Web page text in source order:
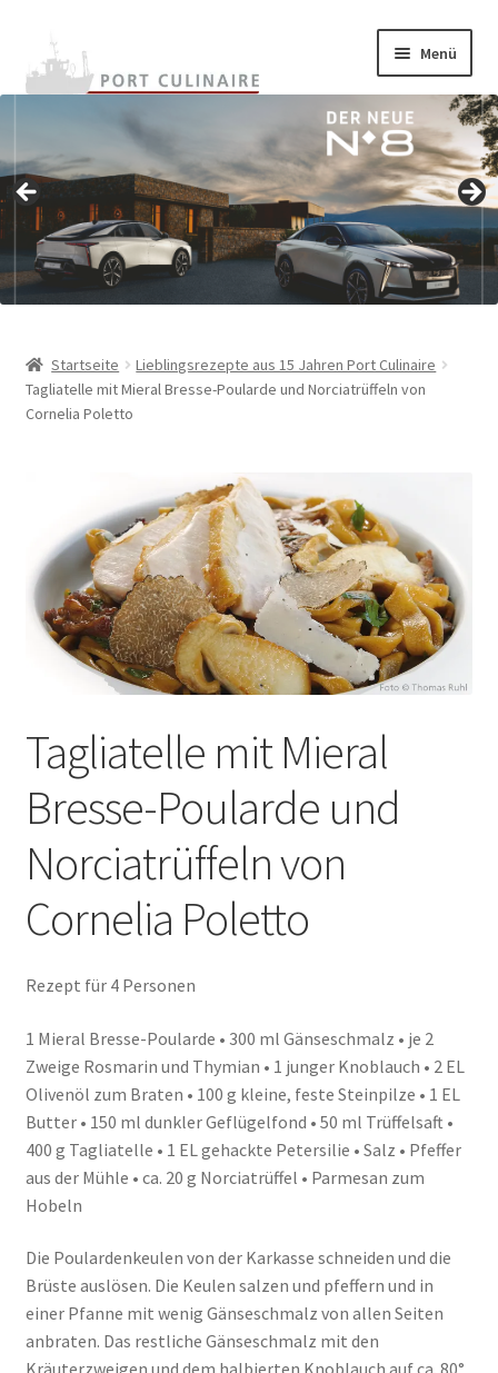
Navigation
springen
Zum
Inhalt
springen
Menü
Onlineshop
Warenkunde
Rezepte
Termine
BestChefs!
Startseite
Lieblingsrezepte aus 15 Jahren Port Culinaire
Tagliatelle mit Mieral Bresse-Poularde und Norciatrüffeln von
Cornelia Poletto
Tagliatelle mit Mieral
Bresse-Poularde und
Norciatrüffeln von
Cornelia Poletto
Rezept für 4 Personen
1 Mieral Bresse-Poularde • 300 ml Gänseschmalz • je 2
Zweige Rosmarin und Thymian • 1 junger Knoblauch • 2 EL
Olivenöl zum Braten • 100 g kleine, feste Steinpilze • 1 EL
Butter • 150 ml dunkler Geflügelfond • 50 ml Trüffelsaft •
400 g Tagliatelle • 1 EL gehackte Petersilie • Salz • Pfeffer
aus der Mühle • ca. 20 g Norciatrüffel • Parmesan zum
Hobeln
Die Poulardenkeulen von der Karkasse schneiden und die
Brüste auslösen. Die Keulen salzen und pfeffern und in
einer Pfanne mit wenig Gänseschmalz von allen Seiten
anbraten. Das restliche Gänseschmalz mit den